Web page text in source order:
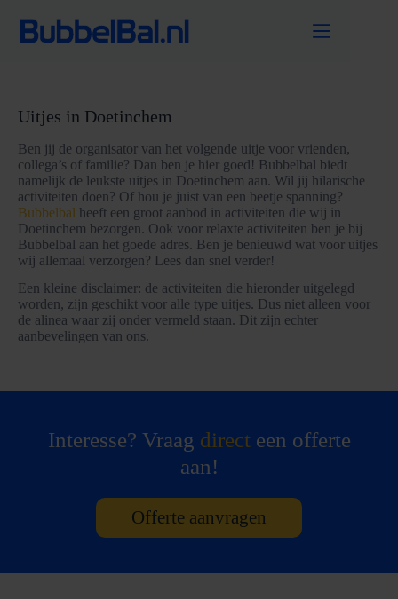
naar
Uitjes in Doetinchem
Ben jij de organisator van het volgende uitje voor vrienden,
collega’s of familie? Dan ben je hier goed! Bubbelbal biedt
namelijk de leukste uitjes in Doetinchem aan. Wil jij hilarische
activiteiten doen? Of hou je juist van een beetje spanning?
Bubbelbal heeft een groot aanbod in activiteiten die wij in
Doetinchem bezorgen. Ook voor relaxte activiteiten ben je bij
Bubbelbal aan het goede adres. Ben je benieuwd wat voor uitjes
wij allemaal verzorgen? Lees dan snel verder!
Een kleine disclaimer: de activiteiten die hieronder uitgelegd
worden, zijn geschikt voor alle type uitjes. Dus niet alleen voor
de alinea waar zij onder vermeld staan. Dit zijn echter
aanbevelingen van ons.
Interesse? Vraag directeen offerte
aan!
Offerte aanvragen